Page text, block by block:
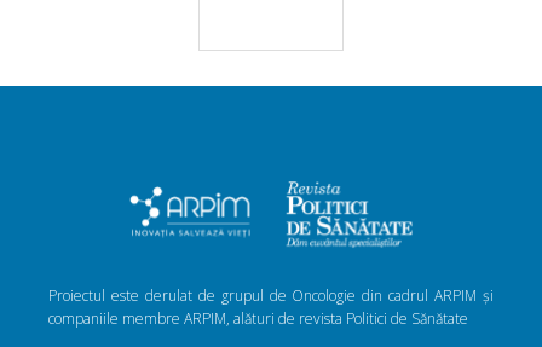
Proiectul este derulat de grupul de Oncologie din cadrul ARPIM și
companiile membre ARPIM, alături de revista Politici de Sănătate